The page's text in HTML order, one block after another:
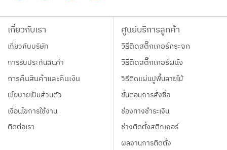
เกี่ยวกับเรา
เกี่ยวกับบริษัท
การรับประกันสินค้า
การคืนสินค้าและคืนเงิน
นโยบายเป็นส่วนตัว
เงื่อนไขการใช้งาน
ติดต่อเรา
ศูนย์บริการลูกค้า
วิธีติดสติ๊กเกอร์กระจก
วิธีติดสติ๊กเกอร์ผนัง
วิธีติดแผ่นปูพื้นลายไม้
ขั้นตอนการสั่งซื้อ
ช่องทางชำระเงิน
ช่างติดตั้งสติกเกอร์
ผลงานการติดตั้ง